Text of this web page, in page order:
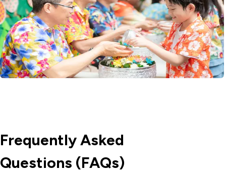
Frequently Asked
Questions (FAQs)